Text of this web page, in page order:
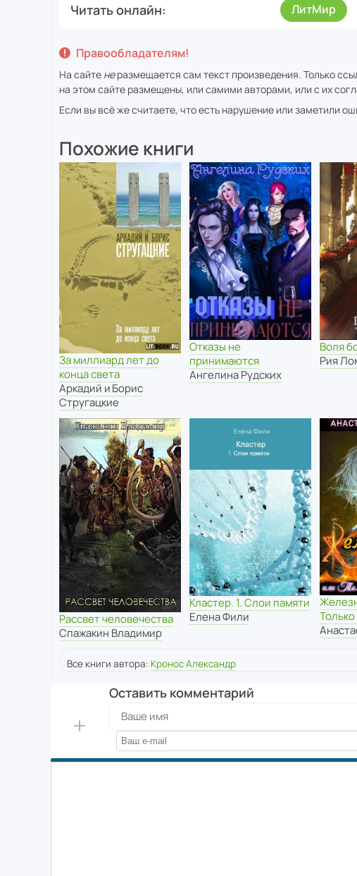
Читать онлайн ЛитМир
Правообладателям!
На сайте неразмещается сам текст произведения. Только
на этом сайте размещены, или самими авторами, или с их
Если вы всё же считаете, что есть нарушение или заметили
Похожие книги
За миллиард лет до
конца света
Аркадий и Борис
Стругацкие
Отказы не
принимаются
Ангелина Рудских
Воля
Рия
Рассвет человечества
Спажакин Владимир
Кластер. 1. Слои памяти
Елена Фили
Все книги автора: Кронос Александр
Оставить комментарий